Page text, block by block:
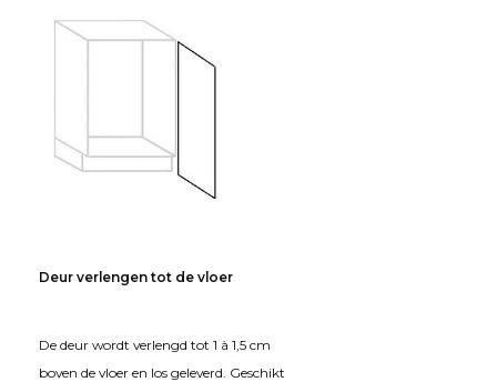
Deur verlengen tot de vloer
De deur wordt verlengd tot 1 à 1,5 cm
boven de vloer en los geleverd. Geschikt